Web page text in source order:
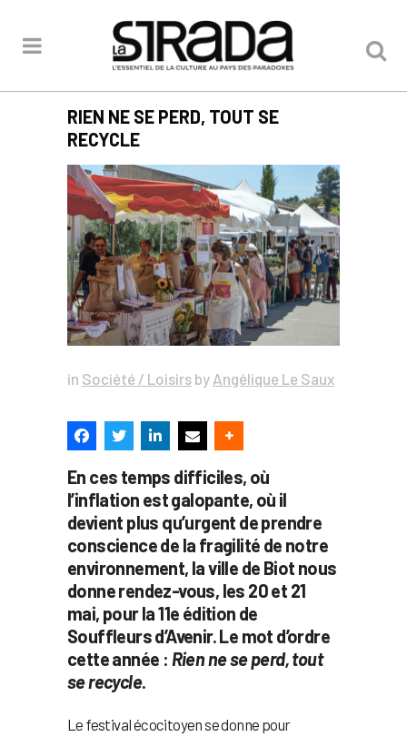
RIEN NE SE PERD, TOUT SE
RECYCLE
in Société / Loisirs by Angélique Le Saux
En ces temps difficiles, où
l’inflation est galopante, où il
devient plus qu’urgent de prendre
conscience de la fragilité de notre
environnement, la ville de Biot nous
donne rendez-vous, les 20 et 21
mai, pour la 11e édition de
Souffleurs d’Avenir. Le mot d’ordre
cette année : Rien ne se perd, tout
se recycle.
Le festival écocitoyen se donne pour